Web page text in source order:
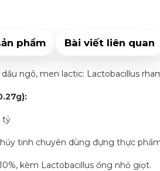
phẩm Bài viết liên quan
ngô, men lactic: Lactobacillus
tỷ
tinh chuyên dùng đựng thực
kèm Lactobacillus ống nhỏ giọt.